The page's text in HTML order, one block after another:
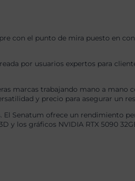
con el punto de mira puesto en
por usuarios expertos para
marcas trabajando mano a mano
y precio para asegurar un
Senatum ofrece un rendimiento
los gráficos NVIDIA RTX 5090